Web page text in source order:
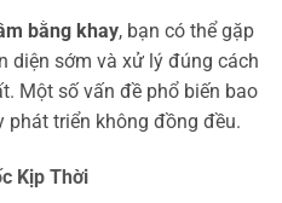
bằng khay, bạn có thể gặp
diện sớm và xử lý đúng cách
Một số vấn đề phổ biến bao
phát triển không đồng đều.
Kịp Thời